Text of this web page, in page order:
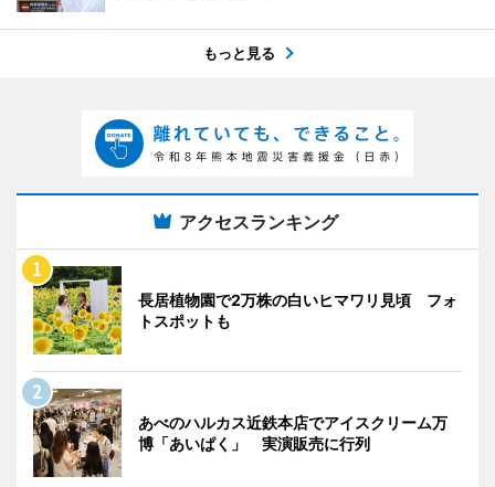
もっと見る
アクセスランキング
長居植物園で2万株の白いヒマワリ見頃 フォ
トスポットも
あべのハルカス近鉄本店でアイスクリーム万
博「あいぱく」 実演販売に行列